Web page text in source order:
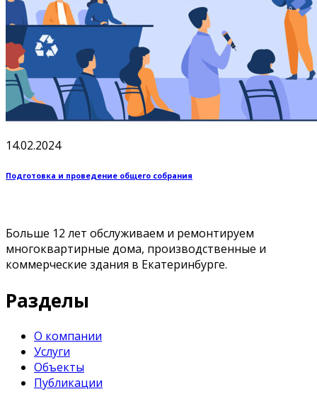
14.02.2024
Подготовка и проведение общего собрания
Больше 12 лет обслуживаем и ремонтируем
многоквартирные дома, производственные и
коммерческие здания в Екатеринбурге.
Разделы
О компании
Услуги
Объекты
Публикации